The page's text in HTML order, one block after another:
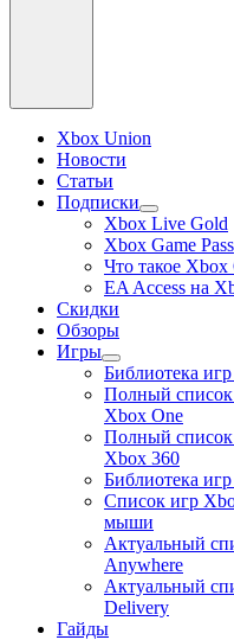
Xbox Union
Новости
Статьи
Подписки
раскрыть
дочернее
меню
Xbox Live Gold
Xbox Game Pass
Что такое Xbox
EA Access на
Скидки
Обзоры
Игры
раскрыть
дочернее
меню
Библиотека
Полный список
Xbox One
Полный список
Xbox 360
Библиотека
Список игр
мыши
Актуальный
Anywhere
Актуальный
Delivery
Гайды